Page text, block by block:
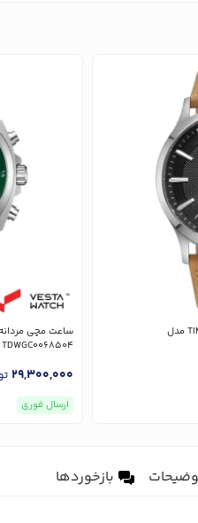
ساعت مچی مردانه تیمبرلند TIMBERLAND مدل
TDWGC0068504
29,300,000
ارسال فوری
بازخوردها